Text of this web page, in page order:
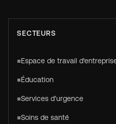
SECTEURS
Espace de travail
Éducation
Services d'urgence
Soins de santé